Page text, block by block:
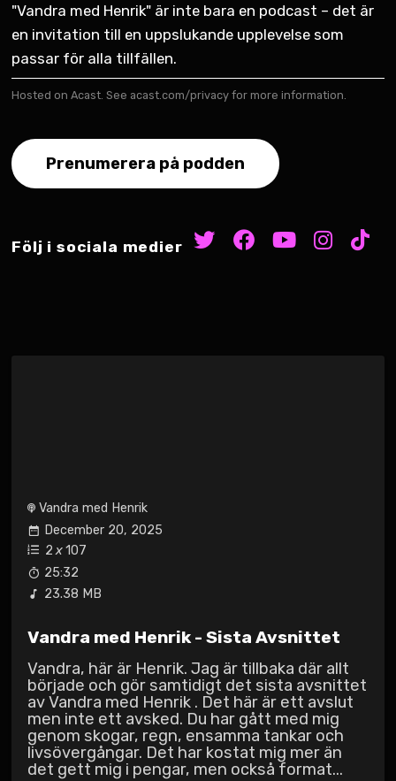
"Vandra med Henrik" är inte bara en podcast – det är
en invitation till en uppslukande upplevelse som
passar för alla tillfällen.
Hosted on Acast. See acast.com/privacy for more information.
Prenumerera på podden
Följ i sociala medier
Vandra med Henrik
December 20, 2025
2 x107
25:32
23.38 MB
Vandra med Henrik - Sista Avsnittet
Vandra, här är Henrik. Jag är tillbaka där allt
började och gör samtidigt det sista avsnittet
av Vandra med Henrik . Det här är ett avslut
men inte ett avsked. Du har gått med mig
genom skogar, regn, ensamma tankar och
livsövergångar. Det har kostat mig mer än
det gett mig i pengar, men också format...